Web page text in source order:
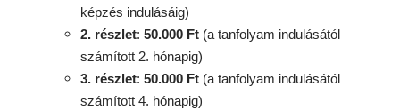
képzés indulásáig)
2. részlet: 50.000 Ft (a tanfolyam indulásától
számított 2. hónapig)
3. részlet: 50.000 Ft (a tanfolyam indulásától
számított 4. hónapig)